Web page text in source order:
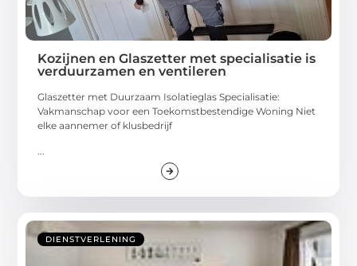
Kozijnen en Glaszetter met specialisatie is
verduurzamen en ventileren
Glaszetter met Duurzaam Isolatieglas Specialisatie:
Vakmanschap voor een Toekomstbestendige Woning Niet
elke aannemer of klusbedrijf
...
DIENSTVERLENING